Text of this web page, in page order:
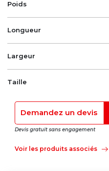
Poids
Longueur
Largeur
Taille
Demandez un devis
Devis gratuit sans engagement
Voir les produits associés